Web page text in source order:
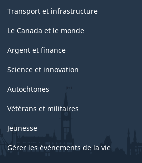
Transport et infrastructure
Le Canada et le monde
Argent et finance
Science et innovation
Autochtones
Vétérans et militaires
Jeunesse
Gérer les événements de la vie